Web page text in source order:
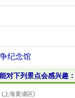
纪念馆
对下列景点会感兴趣：
(上海黄浦区)